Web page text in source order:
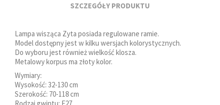
SZCZEGÓŁY PRODUKTU
Lampa wisząca Zyta posiada regulowane ramie.
Model dostępny jest w kilku wersjach kolorystycznych.
Do wyboru jest również wielkość klosza.
Metalowy korpus ma złoty kolor.
Wymiary:
Wysokość: 32-130 cm
Szerokość: 70-118 cm
Rodzaj gwintu: E27